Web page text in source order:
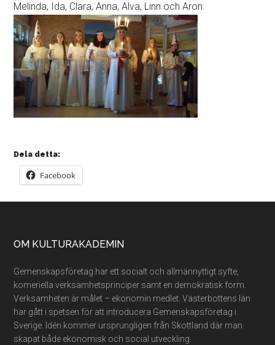
Melinda, Ida, Clara, Anna, Alva, Linn och Aron.
Dela detta:
Facebook
Footer
OM KULTURAKADEMIN
Gemenskapsföretag har ett socialt och allmännyttigt syfte,
komeriella verksamhetsprinciper samt en demokratisk form.
Verksamheten är målet – ekonomin medlet. Västerbottens län
har gått i spetsen för att introducera Gemenskapsföretag i
Sverige. Idén kommer ursprungligen från Skottland där man
skapat både ekonomisk och social utveckling.